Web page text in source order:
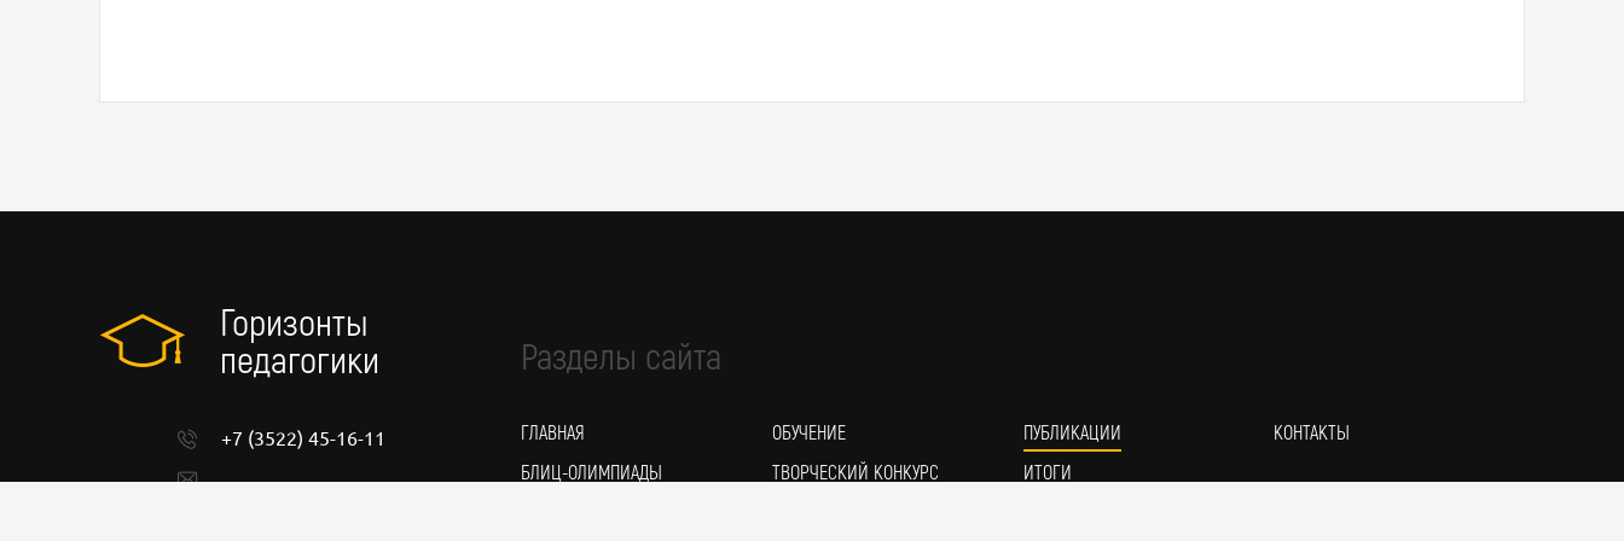
Горизонты
педагогики
+7 (3522) 45-16-11
Разделы сайта
ГЛАВНАЯ ОБУЧЕНИЕ ПУБЛИКАЦИИ
КОНТАКТЫ
БЛИЦ-ОЛИМПИАДЫ
ТВОРЧЕСКИЙ КОНКУРС ИТОГИ